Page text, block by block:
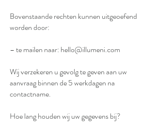
Bovenstaande rechten kunnen uitgeoefend
worden door:
– te mailen naar: hello@illumeni.com
Wij verzekeren u gevolg te geven aan uw
aanvraag binnen de 5 werkdagen na
contactname.
Hoe lang houden wij uw gegevens bij?